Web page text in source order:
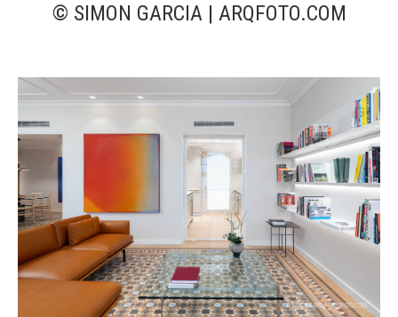
© SIMON GARCIA | ARQFOTO.COM